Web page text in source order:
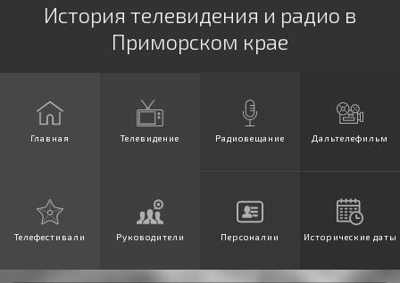
История телевидения и радио в
Приморском крае
Главная Телевидение Радиовещание Дальтелефильм
Телефестивали Руководители Персоналии Исторические даты